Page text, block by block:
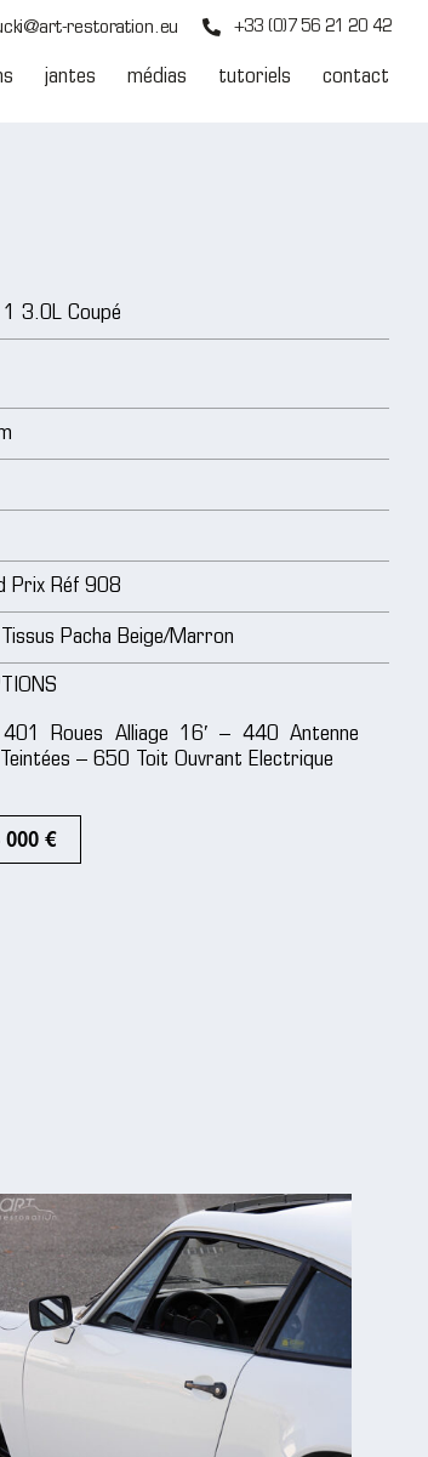
restoration.eu +33 (0)7 56 21 20 42
jantes médias tutoriels contact
3.0L Coupé
Prix Réf 908
Pacha Beige/Marron
Roues Alliage 16′ – 440 Antenne
– 650 Toit Ouvrant Electrique
000 €